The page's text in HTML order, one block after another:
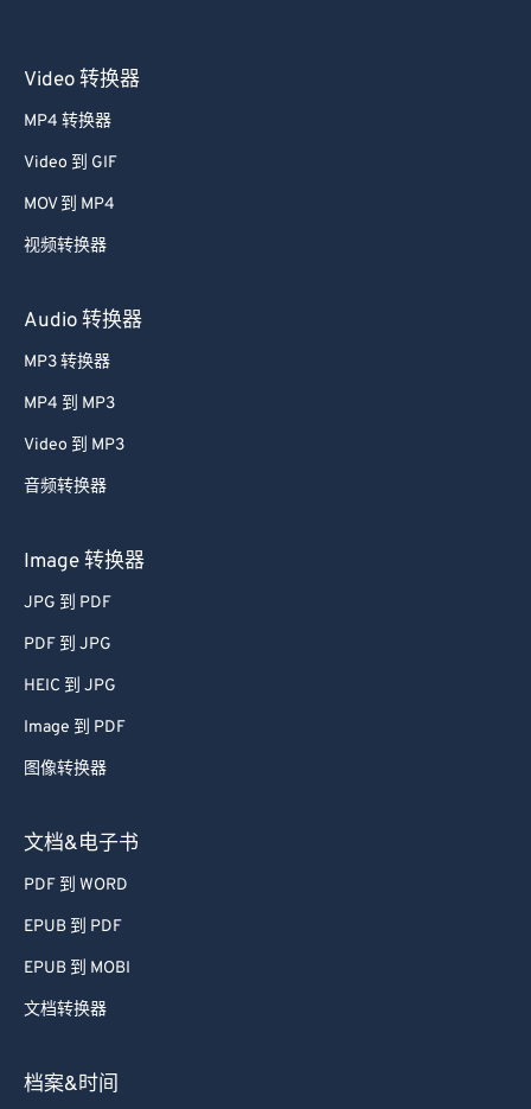
Video 转换器
MP4 转换器
Video 到 GIF
MOV 到 MP4
视频转换器
Audio 转换器
MP3 转换器
MP4 到 MP3
Video 到 MP3
音频转换器
Image 转换器
JPG 到 PDF
PDF 到 JPG
HEIC 到 JPG
Image 到 PDF
图像转换器
文档&电子书
PDF 到 WORD
EPUB 到 PDF
EPUB 到 MOBI
文档转换器
档案&时间